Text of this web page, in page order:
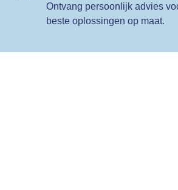
Ontvang persoonlijk advies
beste oplossingen op maat.